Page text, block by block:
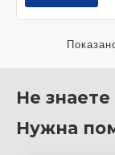
Не
Нужна